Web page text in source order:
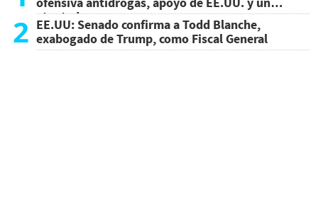
atentado
2 EE.UU: Senado confirma a Todd Blanche,
exabogado de Trump, como Fiscal General